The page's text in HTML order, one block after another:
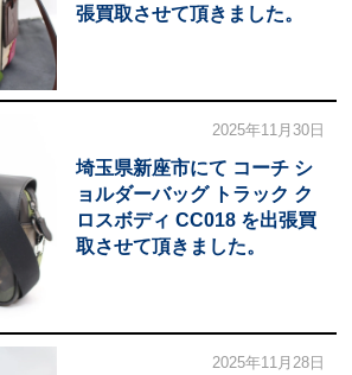
張買取させて頂きました。
2025年11月30日
埼玉県新座市にて コーチ シ
ョルダーバッグ トラック ク
ロスボディ CC018 を出張買
取させて頂きました。
2025年11月28日